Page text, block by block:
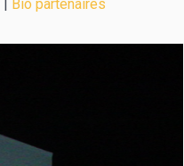
| Bio partenaires